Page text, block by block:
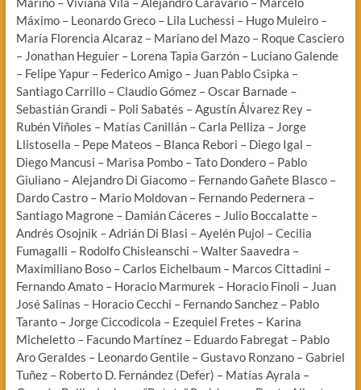
Máximo – Leonardo Greco – Lila Luchessi – Hugo Muleiro –
María Florencia Alcaraz – Mariano del Mazo – Roque Casciero
– Jonathan Heguier – Lorena Tapia Garzón – Luciano Galende
– Felipe Yapur – Federico Amigo – Juan Pablo Csipka –
Santiago Carrillo – Claudio Gómez – Oscar Barnade –
Sebastián Grandi – Poli Sabatés – Agustín Álvarez Rey –
Rubén Viñoles – Matías Canillán – Carla Pelliza – Jorge
Llistosella – Pepe Mateos – Blanca Rebori – Diego Igal –
Diego Mancusi – Marisa Pombo – Tato Dondero – Pablo
Giuliano – Alejandro Di Giacomo – Fernando Gañete Blasco –
Dardo Castro – Mario Moldovan – Fernando Pedernera –
Santiago Magrone – Damián Cáceres – Julio Boccalatte –
Andrés Osojnik – Adrián Di Blasi – Ayelén Pujol – Cecilia
Fumagalli – Rodolfo Chisleanschi – Walter Saavedra –
Maximiliano Boso – Carlos Eichelbaum – Marcos Cittadini –
Fernando Amato – Horacio Marmurek – Horacio Finoli – Juan
José Salinas – Horacio Cecchi – Fernando Sanchez – Pablo
Taranto – Jorge Ciccodicola – Ezequiel Fretes – Karina
Micheletto – Facundo Martínez – Eduardo Fabregat – Pablo
Aro Geraldes – Leonardo Gentile – Gustavo Ronzano – Gabriel
Tuñez – Roberto D. Fernández (Defer) – Matías Ayrala –